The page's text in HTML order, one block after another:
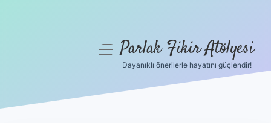
menüyüParlak Fikir Atölyesi
Dayanıklı önerilerle hayatını güçlendir!